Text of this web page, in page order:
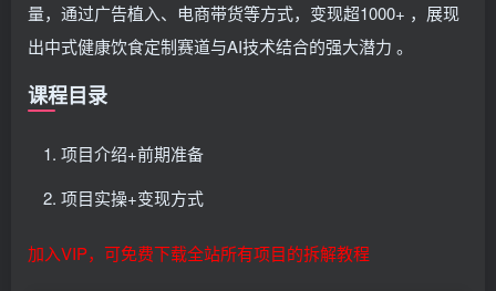
量，通过广告植入、电商带货等方式，变现超1000+ ，展现
出中式健康饮食定制赛道与AI技术结合的强大潜力 。
课程目录
项目介绍+前期准备
项目实操+变现方式
加入VIP，可免费下载全站所有项目的拆解教程